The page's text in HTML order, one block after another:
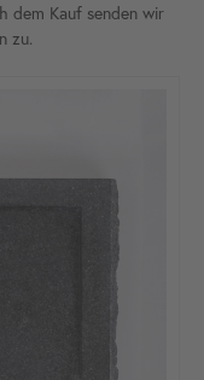
dem Kauf senden wir
zu.